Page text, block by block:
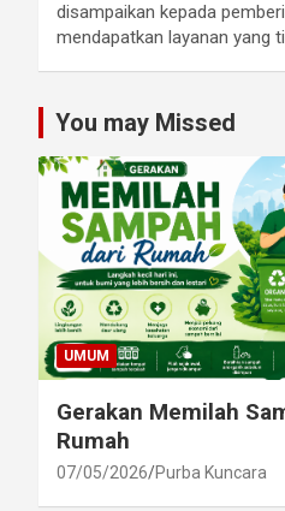
disampaikan kepada
mendapatkan layanan yang
You may Missed
UMUM
Gerakan Memilah
Rumah
07/05/2026 Purba Kuncara